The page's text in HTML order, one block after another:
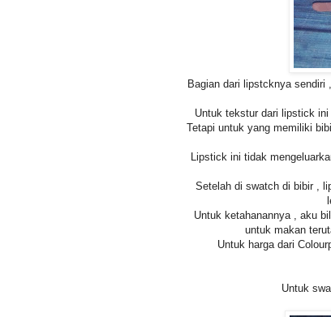
Bagian dari lipstcknya sendiri
Untuk tekstur dari lipstick
Tetapi untuk yang memiliki
Lipstick ini tidak
Setelah di swatch di bibir ,
Untuk ketahanannya , aku
untuk makan
Untuk harga dari
Untuk